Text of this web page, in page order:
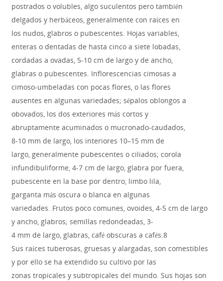
postrados o volubles, algo suculentos pero también
delgados y herbáceos, generalmente con raíces en
los nudos, glabros o pubescentes. Hojas variables,
enteras o dentadas de hasta cinco a siete lobadas,
cordadas a ovadas, 5-10 cm de largo y de ancho,
glabras o pubescentes. Inflorescencias cimosas a
cimoso-umbeladas con pocas flores, o las flores
ausentes en algunas variedades; sépalos oblongos a
obovados, los dos exteriores más cortos y
abruptamente acuminados o mucronado-caudados,
8-10 mm de largo, los interiores 10–15 mm de
largo, generalmente pubescentes o ciliados; corola
infundibuliforme, 4-7 cm de largo, glabra por fuera,
pubescente en la base por dentro, limbo lila,
garganta más oscura o blanca en algunas
variedades. Frutos poco comunes, ovoides, 4-5 cm de largo
y ancho, glabros; semillas redondeadas, 3-
4 mm de largo, glabras, café obscuras a cafés.8
Sus raíces tuberosas, gruesas y alargadas, son comestibles
y por ello se ha extendido su cultivo por las
zonas tropicales y subtropicales del mundo. Sus hojas son